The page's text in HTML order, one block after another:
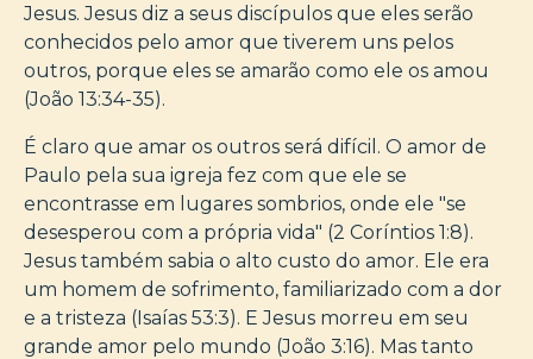
Jesus. Jesus diz a seus discípulos que eles serão
conhecidos pelo amor que tiverem uns pelos
outros, porque eles se amarão como ele os amou
(João 13:34-35).
É claro que amar os outros será difícil. O amor de
Paulo pela sua igreja fez com que ele se
encontrasse em lugares sombrios, onde ele "se
desesperou com a própria vida" (2 Coríntios 1:8).
Jesus também sabia o alto custo do amor. Ele era
um homem de sofrimento, familiarizado com a dor
e a tristeza (Isaías 53:3). E Jesus morreu em seu
grande amor pelo mundo (João 3:16). Mas tanto